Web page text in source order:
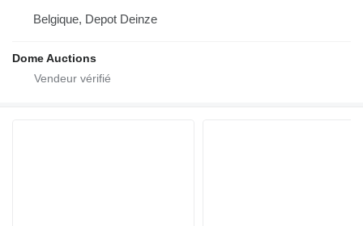
Belgique, Depot Deinze
Dome Auctions